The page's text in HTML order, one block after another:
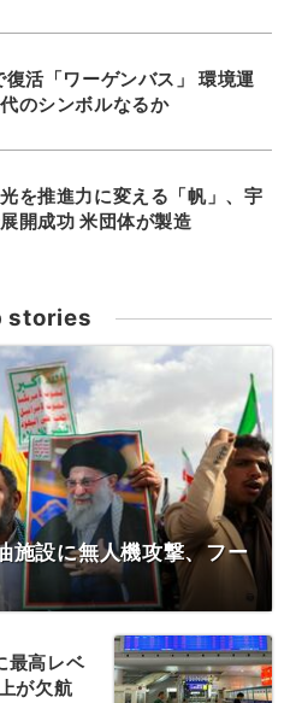
復活「ワーゲンバス」 環境運
のシンボルなるか
を推進力に変える「帆」、宇
開成功 米団体が製造
stories
施設に無人機攻撃、フー
最高レベ
が欠航